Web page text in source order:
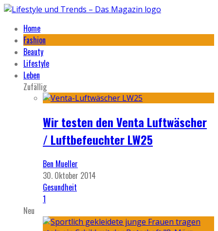
Home
Fashion
Beauty
Lifestyle
Leben
Zufällig
Wir testen den Venta Luftwäscher
/ Luftbefeuchter LW25
Ben Mueller
30. Oktober 2014
Gesundheit
1
Neu